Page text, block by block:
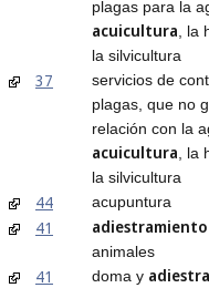
plagas para la
acuicultura ,
la silvicultura
37
servicios de
plagas, que no
relación con la
acuicultura ,
la silvicultura
44 acupuntura
41 adiestramiento
animales
41 doma y